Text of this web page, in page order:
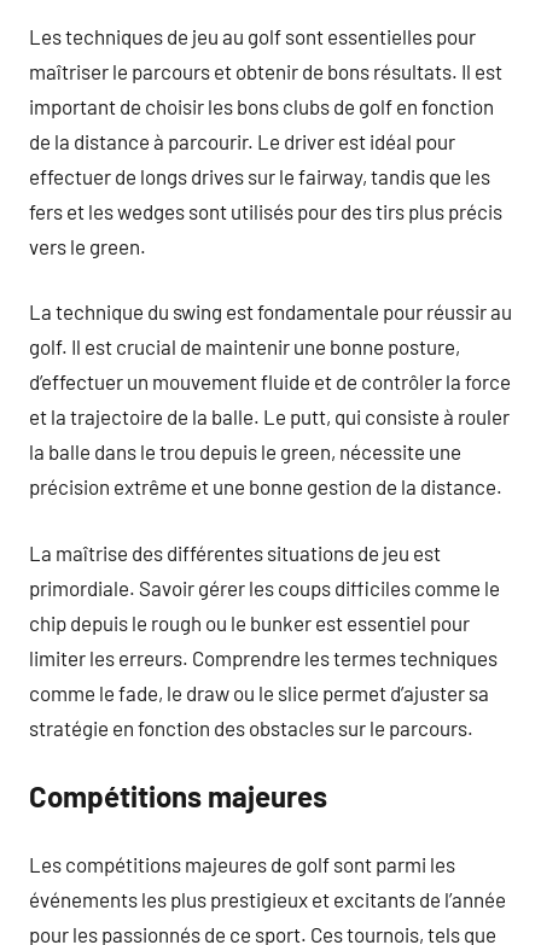
Les techniques de jeu au golf sont essentielles pour
maîtriser le parcours et obtenir de bons résultats. Il est
important de choisir les bons clubs de golf en fonction
de la distance à parcourir. Le driver est idéal pour
effectuer de longs drives sur le fairway, tandis que les
fers et les wedges sont utilisés pour des tirs plus précis
vers le green.
La technique du swing est fondamentale pour réussir au
golf. Il est crucial de maintenir une bonne posture,
d’effectuer un mouvement fluide et de contrôler la force
et la trajectoire de la balle. Le putt, qui consiste à rouler
la balle dans le trou depuis le green, nécessite une
précision extrême et une bonne gestion de la distance.
La maîtrise des différentes situations de jeu est
primordiale. Savoir gérer les coups difficiles comme le
chip depuis le rough ou le bunker est essentiel pour
limiter les erreurs. Comprendre les termes techniques
comme le fade, le draw ou le slice permet d’ajuster sa
stratégie en fonction des obstacles sur le parcours.
Compétitions majeures
Les compétitions majeures de golf sont parmi les
événements les plus prestigieux et excitants de l’année
pour les passionnés de ce sport. Ces tournois, tels que